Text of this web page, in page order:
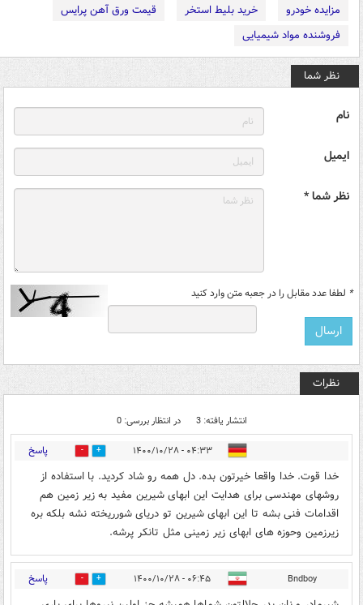
مزایده خودرو
خرید بلیط استخر
قیمت ورق آهن پرایس
فروشنده مواد شیمیایی
نظر شما
نام
ایمیل
نظر شما *
* لطفا عدد مقابل را در جعبه متن وارد کنید
نظرات
انتشار یافته: 3 در انتظار بررسی: 0
۰۴:۳۳ - ۱۴۰۰/۱۰/۲۸ 0 پاسخ
خدا قوت. خدا واقعا خیرتون بده. دل همه رو شاد کردید. با استفاده از
روشهای مهندسی برای هدایت این ابهای شیرین مفید به زیر زمین هم
اقدامات فنی بشه تا این ابهای شیرین تو دریای شورریخته نشه بلکه بره
زیرزمین وحوزه های ابهای زیر زمینی مثل تانکر پرشه.
Bndboy ۰۶:۴۵ - ۱۴۰۰/۱۰/۲۸ 0 پاسخ